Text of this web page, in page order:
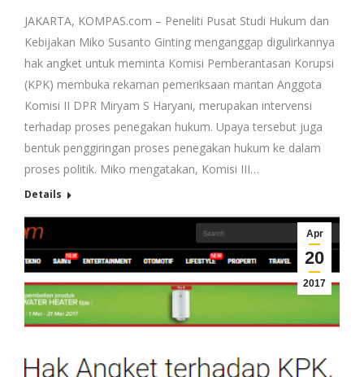
JAKARTA, KOMPAS.com – Peneliti Pusat Studi Hukum dan
Kebijakan Miko Susanto Ginting menganggap digulirkannya
hak angket untuk meminta Komisi Pemberantasan Korupsi
(KPK) membuka rekaman pemeriksaan mantan Anggota
Komisi II DPR Miryam S Haryani, merupakan intervensi
terhadap proses penegakan hukum. Upaya tersebut juga
bentuk penggiringan proses penegakan hukum ke dalam
proses politik. Miko mengatakan, Komisi III…
Details
Apr
20
2017